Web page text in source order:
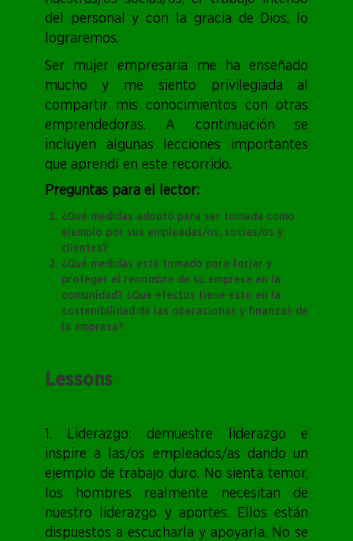
del personal y con la gracia de Dios, lo
lograremos.
Ser mujer empresaria me ha enseñado
mucho y me siento privilegiada al
compartir mis conocimientos con otras
emprendedoras. A continuación se
incluyen algunas lecciones importantes
que aprendí en este recorrido.
Preguntas para el lector:
¿Qué medidas adoptó para ser tomada como
ejemplo por sus empleadas/os, socias/os y
clientes?
¿Qué medidas está tomado para forjar y
proteger el renombre de su empresa en la
comunidad? ¿Qué efectos tiene esto en la
sostenibilidad de las operaciones y finanzas de
la empresa?
Lessons
1. Liderazgo: demuestre liderazgo e
inspire a las/os empleados/as dando un
ejemplo de trabajo duro. No sienta temor,
los hombres realmente necesitan de
nuestro liderazgo y aportes. Ellos están
dispuestos a escucharla y apoyarla. No se